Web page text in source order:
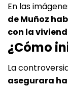
En las
de Muñoz
con la
¿Cómo
La
asegurara